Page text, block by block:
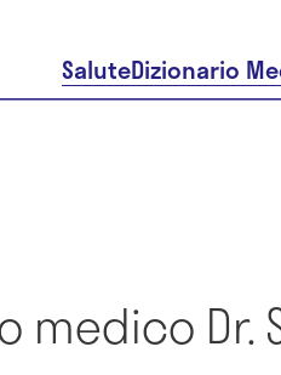
SaluteDizionario
medico Dr.